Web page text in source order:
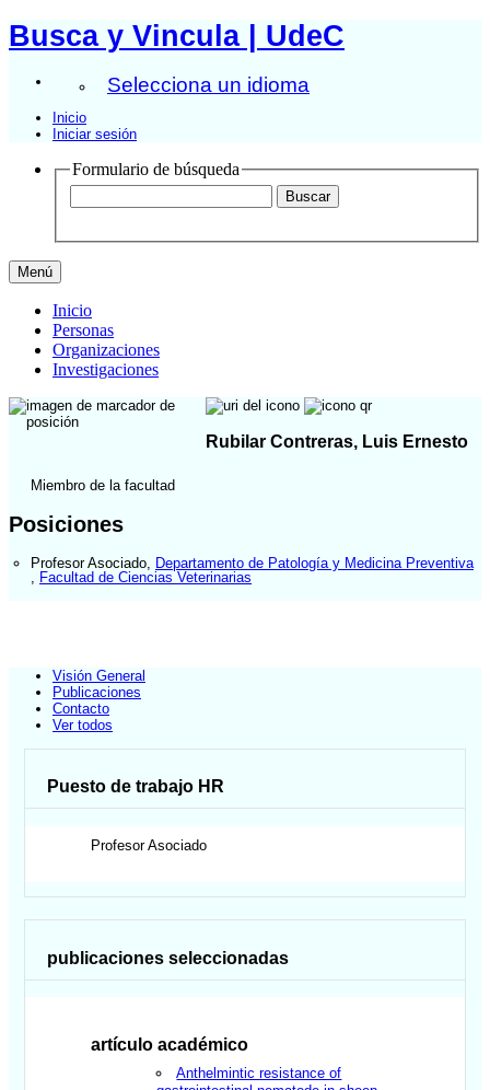
Busca y Vincula | UdeC
Selecciona un idioma
Inicio
Iniciar sesión
Formulario de búsqueda
Menú
Inicio
Personas
Organizaciones
Investigaciones
Rubilar Contreras, Luis Ernesto
Miembro de la facultad
Posiciones
Profesor Asociado Departamento de Patología y Medicina Preventiva
Facultad de Ciencias Veterinarias
Visión General
Publicaciones
Contacto
Ver todos
Puesto de trabajo HR
Profesor Asociado
publicaciones seleccionadas
artículo académico
Anthelmintic resistance of